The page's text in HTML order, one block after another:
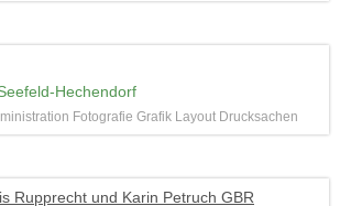
Hechendorf
Fotografie Grafik Layout Drucksachen
Rupprecht und Karin Petruch GBR